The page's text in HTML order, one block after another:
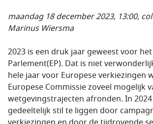
maandag 18 december 2023, 13:00,
Marinus Wiersma
2023 is een druk jaar geweest voor
Parlement(EP). Dat is niet
hele jaar voor Europese verkiezingen
Europese Commissie zoveel mogelijk
wetgevingstrajecten afronden. In
gedeeltelijk stil te liggen door